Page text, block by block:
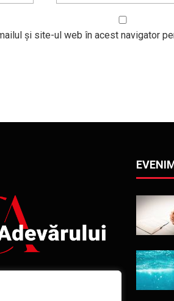
și site-ul web în acest navigator
sa apariție, în 1929.